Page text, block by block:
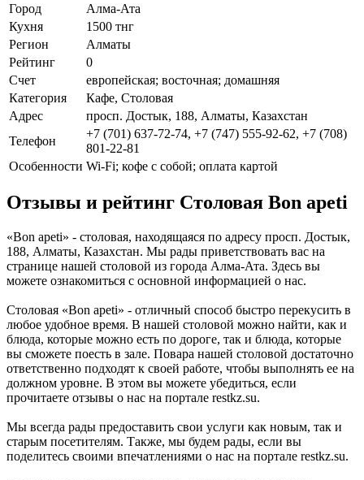
Город
Алма-Ата
Кухня
1500 тнг
Регион
Алматы
Рейтинг
0
Счет
европейская; восточная; домашняя
Категория
Кафе, Столовая
Адрес
просп. Достык, 188, Алматы, Казахстан
Телефон
+7 (701) 637-72-74, +7 (747) 555-92-62, +7 (708)
801-22-81
Особенности Wi-Fi; кофе с собой; оплата картой
Отзывы и рейтинг Столовая Bon apeti
«Bon apeti» - столовая, находящаяся по адресу просп. Достык,
188, Алматы, Казахстан. Мы рады приветствовать вас на
странице нашей столовой из города Алма-Ата. Здесь вы
можете ознакомиться с основной информацией о нас.
Столовая «Bon apeti» - отличный способ быстро перекусить в
любое удобное время. В нашей столовой можно найти, как и
блюда, которые можно есть по дороге, так и блюда, которые
вы сможете поесть в зале. Повара нашей столовой достаточно
ответственно подходят к своей работе, чтобы выполнять ее на
должном уровне. В этом вы можете убедиться, если
прочитаете отзывы о нас на портале restkz.su.
Мы всегда рады предоставить свои услуги как новым, так и
старым посетителям. Также, мы будем рады, если вы
поделитесь своими впечатлениями о нас на портале restkz.su.